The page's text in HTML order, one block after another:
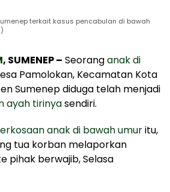
terkait kasus pencabulan di bawah
, SUMENEP – Seoranganak di
Pamolokan, Kecamatan Kota
Sumenep diduga telah menjadi
ayah tirinyasendiri.
anak di bawah umuritu,
tua korban melaporkan
pihak berwajib, Selasa